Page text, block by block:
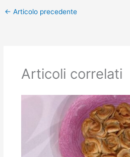
← Articolo precedente
Articoli correlati